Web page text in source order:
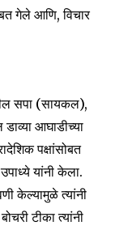
on our website
we respect
information is
गेले आणि, विचार
सपा (सायकल),
आघाडीच्या
पक्षांसोबत
यांनी केला.
केल्यामुळे त्यांनी
टीका त्यांनी